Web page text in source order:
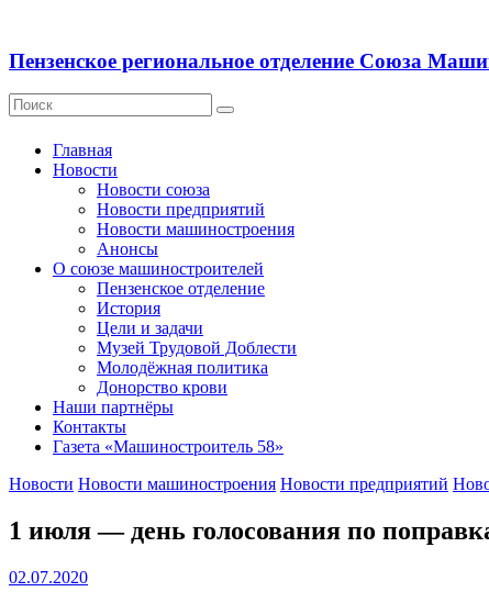
Пензенское региональное отделение Союза
Главная
Новости
Новости союза
Новости предприятий
Новости машиностроения
Анонсы
О союзе машиностроителей
Пензенское отделение
История
Цели и задачи
Музей Трудовой Доблести
Молодёжная политика
Донорство крови
Наши партнёры
Контакты
Газета «Машиностроитель 58»
Новости Новости машиностроения Новости предприятий
1 июля — день голосования по
02.07.2020